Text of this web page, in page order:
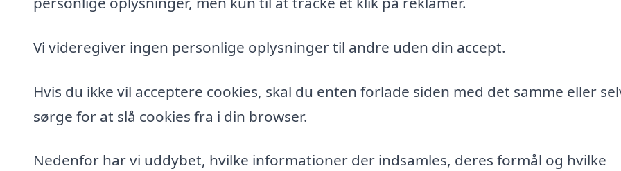
Vi videregiver ingen personlige oplysninger til andre uden din accept.
Hvis du ikke vil acceptere cookies, skal du enten forlade siden med det samme eller
sørge for at slå cookies fra i din browser.
Nedenfor har vi uddybet, hvilke informationer der indsamles, deres formål og hvilke